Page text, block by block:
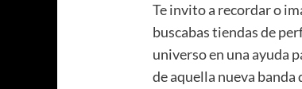
Te invito a recordar o
buscabas tiendas de
universo en una ayuda
de aquella nueva